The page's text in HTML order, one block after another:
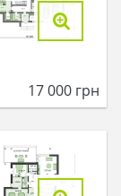
17 000 грн